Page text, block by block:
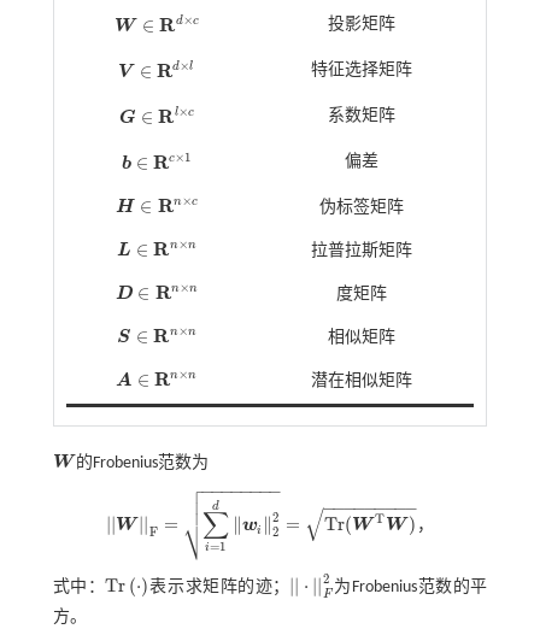
W ∈ Rd×c
W∈R d×c
投影矩阵
V ∈ Rd×l
V ∈R d×l
特征选择矩阵
G ∈ Rl×c
G∈R l×c
系数矩阵
b ∈ Rc ×1
b∈Rc×
偏差
H ∈ Rn×c
H∈R n×c 伪标签矩阵
L ∈ Rn×n
L∈R n×n 拉普拉斯矩阵
D ∈ Rn×n
D∈R n×n 度矩阵
S ∈ Rn×n
S∈R n×n 相似矩阵
A ∈ Rn×n
A∈R n×n 潜在相似矩阵
W
W 的Frobenius范数为
W F = ∑
i=1
d
wi ∥2
2
− −
−−−−−−

⎷

 = Tr( W T W )
− −
−−−−−−−
√
|W |F=∑i =1d w 22 =Tr( WT W ，
式中：Tr (⋅)
Tr⋅ 表示求矩阵的迹； || ⋅ ||2
F
⋅ F2为Frobenius范数的平
方。